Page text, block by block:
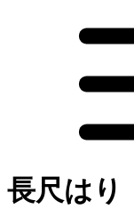
長尺はり